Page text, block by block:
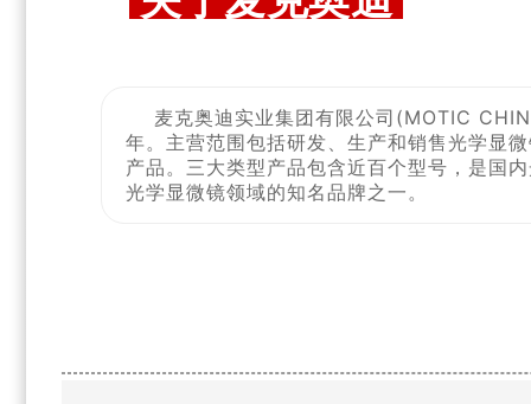
麦克奥迪实业集团有限公司(MOTIC
年。主营范围包括研发、生产和销售光学显
产品。三大类型产品包含近百个型号，是国
光学显微镜领域的知名品牌之一。